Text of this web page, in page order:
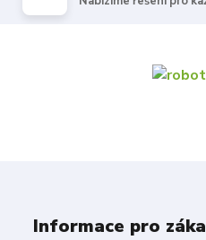
Informace pro